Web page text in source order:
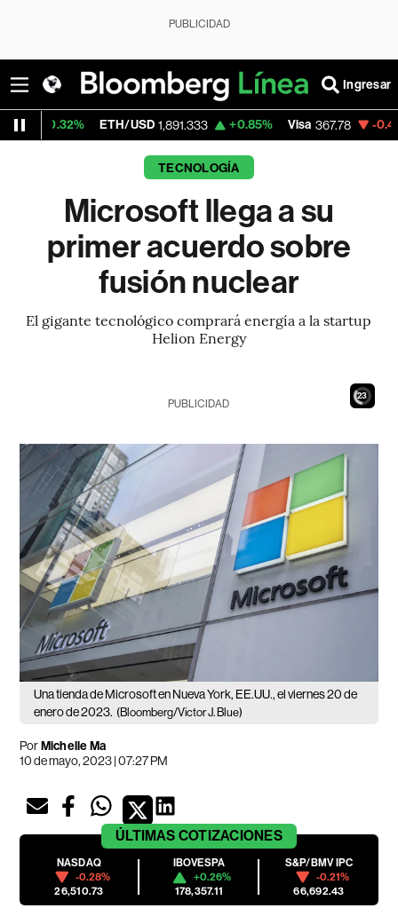
PUBLICIDAD
Ingresar
ETH/USD 1,891.333 +0.85% Visa 367.78 -0.49%
TECNOLOGÍA
Microsoft llega a su
primer acuerdo sobre
fusión nuclear
El gigante tecnológico comprará energía a la startup
Helion Energy
21
PUBLICIDAD
Una tienda de Microsoft en Nueva York, EE.UU., el viernes 20 de
enero de 2023. (Bloomberg/Victor J. Blue)
PorMichelle Ma
10 de mayo, 2023 | 07:27 PM
ÚLTIMAS COTIZACIONES
NASDAQ
-0.28%
26,510.73
IBOVESPA
+0.26%
178,357.11
S&P/BMV IPC
-0.21%
66,692.43